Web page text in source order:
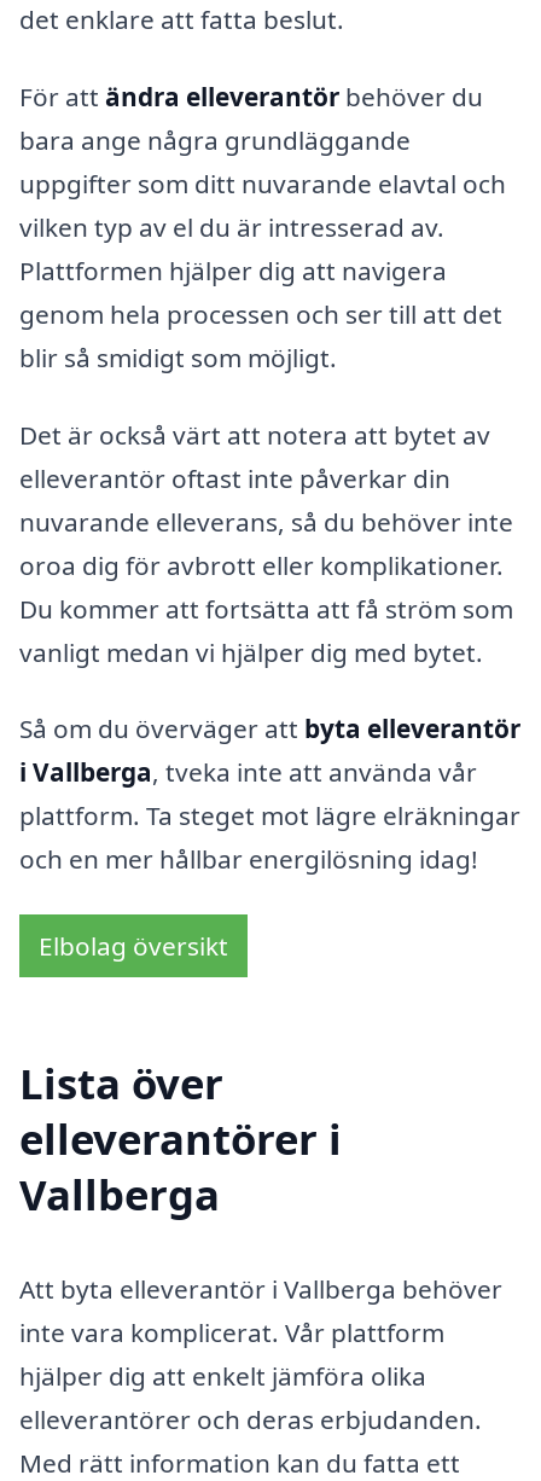
det enklare att fatta beslut.
För att ändra elleverantör behöver du
bara ange några grundläggande
uppgifter som ditt nuvarande elavtal och
vilken typ av el du är intresserad av.
Plattformen hjälper dig att navigera
genom hela processen och ser till att det
blir så smidigt som möjligt.
Det är också värt att notera att bytet av
elleverantör oftast inte påverkar din
nuvarande elleverans, så du behöver inte
oroa dig för avbrott eller komplikationer.
Du kommer att fortsätta att få ström som
vanligt medan vi hjälper dig med bytet.
Så om du överväger att byta elleverantör
i Vallberga, tveka inte att använda vår
plattform. Ta steget mot lägre elräkningar
och en mer hållbar energilösning idag!
Elbolag översikt
Lista över
elleverantörer i
Vallberga
Att byta elleverantör i Vallberga behöver
inte vara komplicerat. Vår plattform
hjälper dig att enkelt jämföra olika
elleverantörer och deras erbjudanden.
Med rätt information kan du fatta ett